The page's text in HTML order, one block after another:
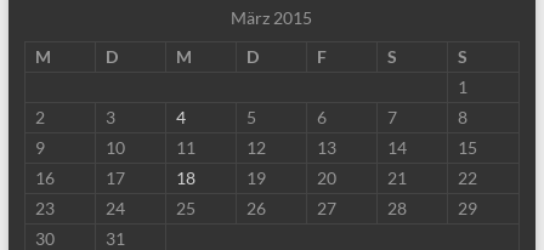
März 2015
M
D M D F S
S
1
2
3 4 5 6 7
8
9
10 11 12 13 14
15
16
17 18 19 20 21
22
23
24 25 26 27 28
29
30
31